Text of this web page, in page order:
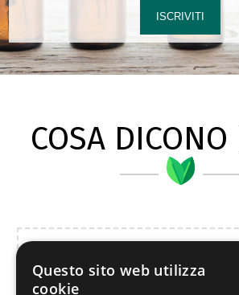
ISCRIVITI
COSA
Erboristeria molto fornita
Questo sito web utilizza
cookie